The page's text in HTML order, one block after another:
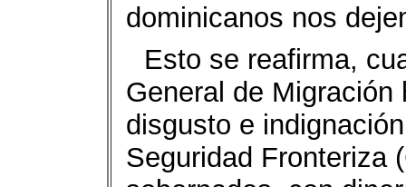
dominicanos nos
Esto se reafirma,
General de
disgusto e
Seguridad Fronteriza